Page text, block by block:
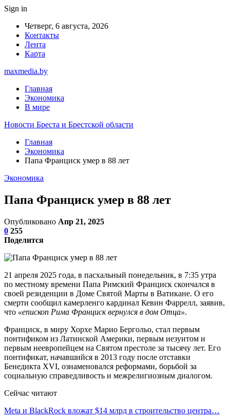
Sign in
Четверг, 6 августа, 2026
Контакты
Лента
Карта
maxmedia.by
Главная
Экономика
В мире
Новости Бреста и Брестской области
Главная
Экономика
Папа Франциск умер в 88 лет
Экономика
Папа Франциск умер в 88 лет
Опубликовано Апр 21, 2025
0 255
Поделится
21 апреля 2025 года, в пасхальный понедельник, в 7:35 утра
по местному времени Папа Римский Франциск скончался в
своей резиденции в Доме Святой Марты в Ватикане. О его
смерти сообщил камерленго кардинал Кевин Фаррелл, заявив,
что «епископ Рима Франциск вернулся в дом Отца».
Франциск, в миру Хорхе Марио Бергольо, стал первым
понтификом из Латинской Америки, первым иезуитом и
первым неевропейцем на Святом престоле за тысячу лет. Его
понтификат, начавшийся в 2013 году после отставки
Бенедикта XVI, ознаменовался реформами, борьбой за
социальную справедливость и межрелигиозным диалогом.
Сейчас читают
Meta и BlackRock вложат $14 млрд в строительство центра…